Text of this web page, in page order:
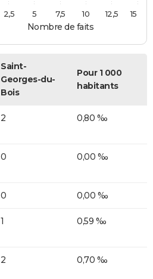
Nombre de faits
2,5 5 7,5 10 12,5 15
Saint-
Georges-du-
Bois
Pour 1 000
habitants
2 0,80 ‰
0 0,00 ‰
0 0,00 ‰
1 0,59 ‰
2 0,70 ‰